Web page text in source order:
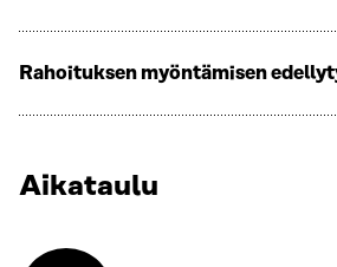
Rahoituksen myöntämisen
Aikataulu